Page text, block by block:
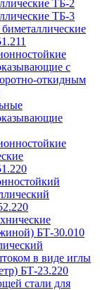
ТБ-2
ТБ-3
с
откидным
БТ-30.010
в виде иглы
БТ-23.220
стали для